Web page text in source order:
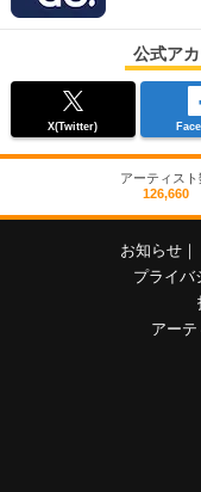
公式ア
X(Twitter)
アーティスト
126,660
お知らせ
プライバ
アー